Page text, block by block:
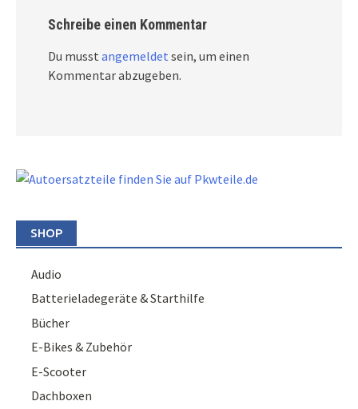
Schreibe einen Kommentar
Du musst angemeldet sein, um einen
Kommentar abzugeben.
SHOP
Audio
Batterieladegeräte & Starthilfe
Bücher
E-Bikes & Zubehör
E-Scooter
Dachboxen